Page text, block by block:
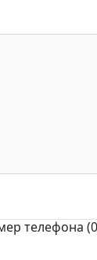
телефона